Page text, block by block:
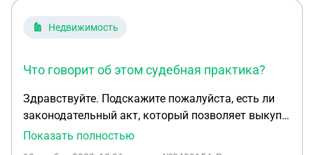
Недвижимость
Что говорит об этом судебная практика?
Здравствуйте. Подскажите пожалуйста, есть ли
законодательный акт, который позволяет выкуп
комнаты в коммунальной квартире, в доме
Показать полностью